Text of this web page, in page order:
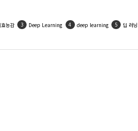
인공지능 자아존중감